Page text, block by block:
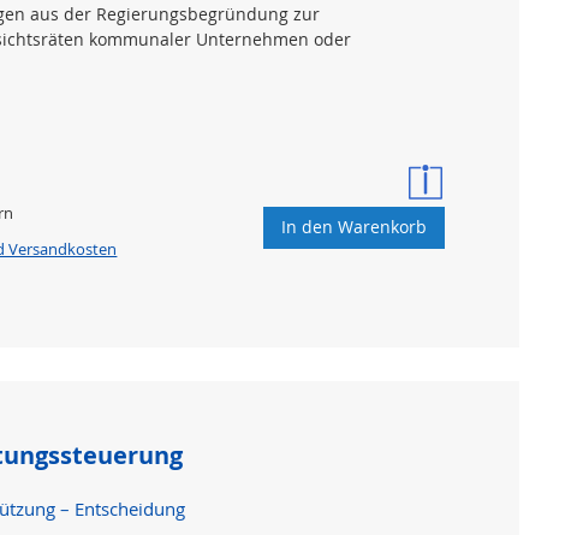
aus der Regierungsbegründung zur
kommunaler Unternehmen oder
Versandkosten
In den Warenkorb
– Entscheidung